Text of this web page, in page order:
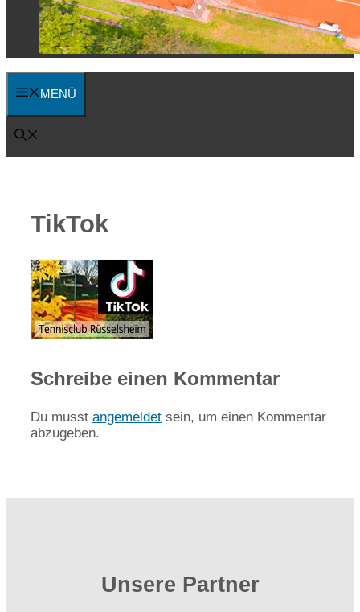
MENÜ
TikTok
Schreibe einen Kommentar
Du musst angemeldet sein, um einen Kommentar
abzugeben.
Unsere Partner